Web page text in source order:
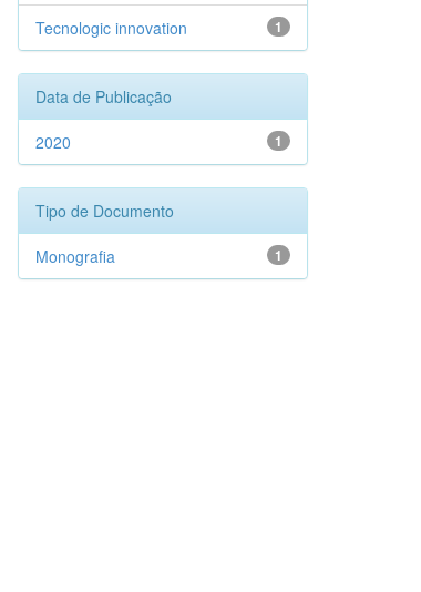
1
Tecnologic innovation
Data de Publicação
1
2020
Tipo de Documento
1
Monografia